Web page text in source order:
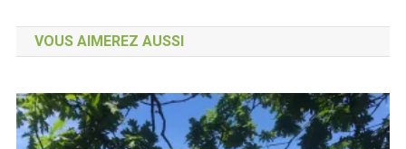
de
l’article
VOUS AIMEREZ AUSSI